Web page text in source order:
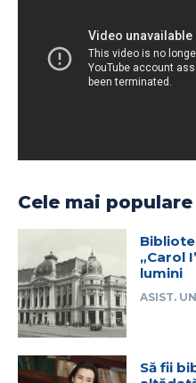
Cele mai populare
„Carol
lumini
ASIST.
Să fii